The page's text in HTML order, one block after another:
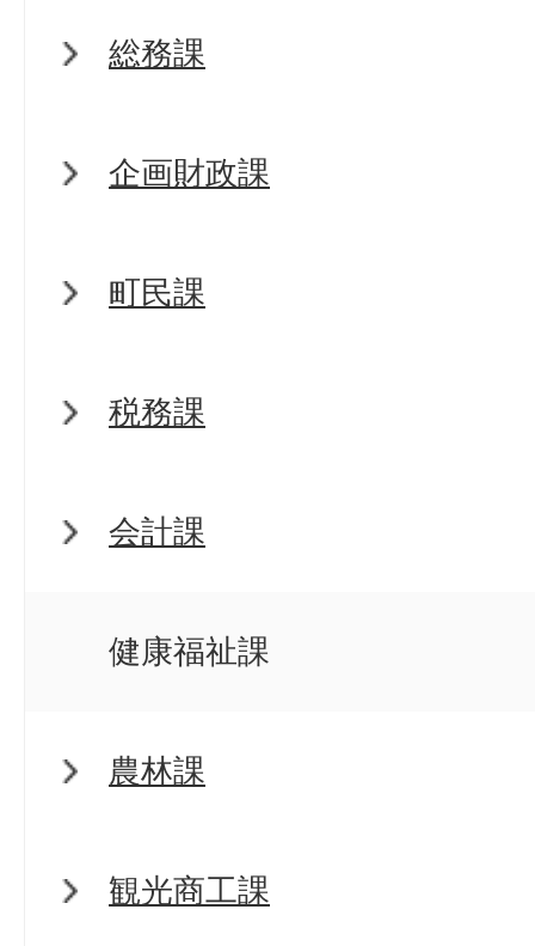
総務課
企画財政課
町民課
税務課
会計課
健康福祉課
農林課
観光商工課